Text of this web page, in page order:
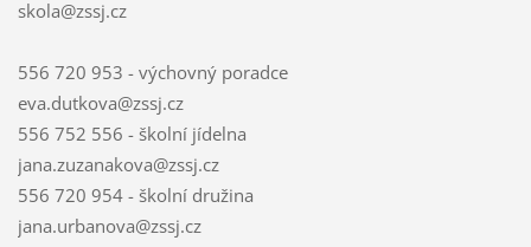
skola@zssj.cz
556 720 953 - výchovný poradce
eva.dutkova@zssj.cz
556 752 556 - školní jídelna
jana.zuzanakova@zssj.cz
556 720 954 - školní družina
jana.urbanova@zssj.cz